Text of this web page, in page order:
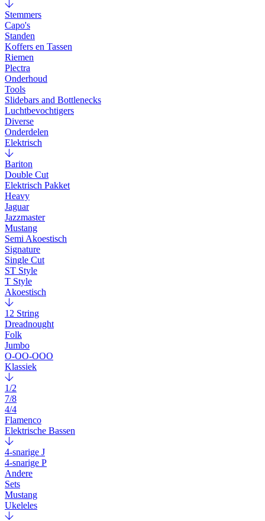
Stemmers
Capo's
Standen
Koffers en Tassen
Riemen
Plectra
Onderhoud
Tools
Slidebars and Bottlenecks
Luchtbevochtigers
Diverse
Onderdelen
Elektrisch
Bariton
Double Cut
Elektrisch Pakket
Heavy
Jaguar
Jazzmaster
Mustang
Semi Akoestisch
Signature
Single Cut
ST Style
T Style
Akoestisch
12 String
Dreadnought
Folk
Jumbo
O-OO-OOO
Klassiek
1/2
7/8
4/4
Flamenco
Elektrische Bassen
4-snarige J
4-snarige P
Andere
Sets
Mustang
Ukeleles